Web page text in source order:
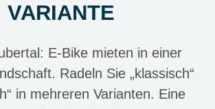
VARIANTE
E-Bike mieten in einer
Radeln Sie „klassisch“
in mehreren Varianten. Eine